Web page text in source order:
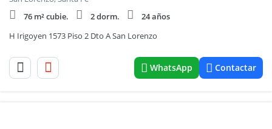
76 m² cubie.
2 dorm.
24 años
H Irigoyen 1573 Piso 2 Dto A San Lorenzo
WhatsApp Contactar